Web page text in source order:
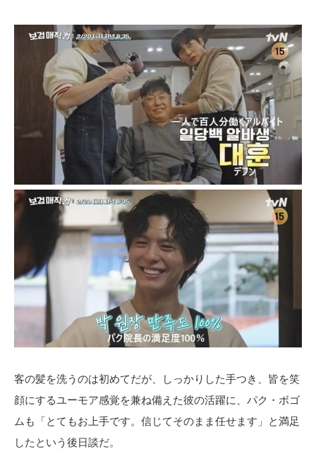
客の髪を洗うのは初めてだが、しっかりした手つき、皆を笑
顔にするユーモア感覚を兼ね備えた彼の活躍に、パク・ボゴ
ムも「とてもお上手です。信じてそのまま任せます」と満足
したという後日談だ。